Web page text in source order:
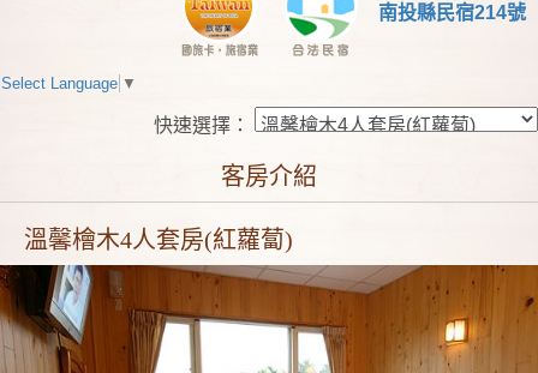
南投縣民宿214號
Select Language ▼
快速選擇：
客房介紹
溫馨檜木4人套房(紅蘿蔔)